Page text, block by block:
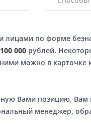
лицами по форме
100 000рублей.
можно в карточке
Вами позицию.
менеджер,